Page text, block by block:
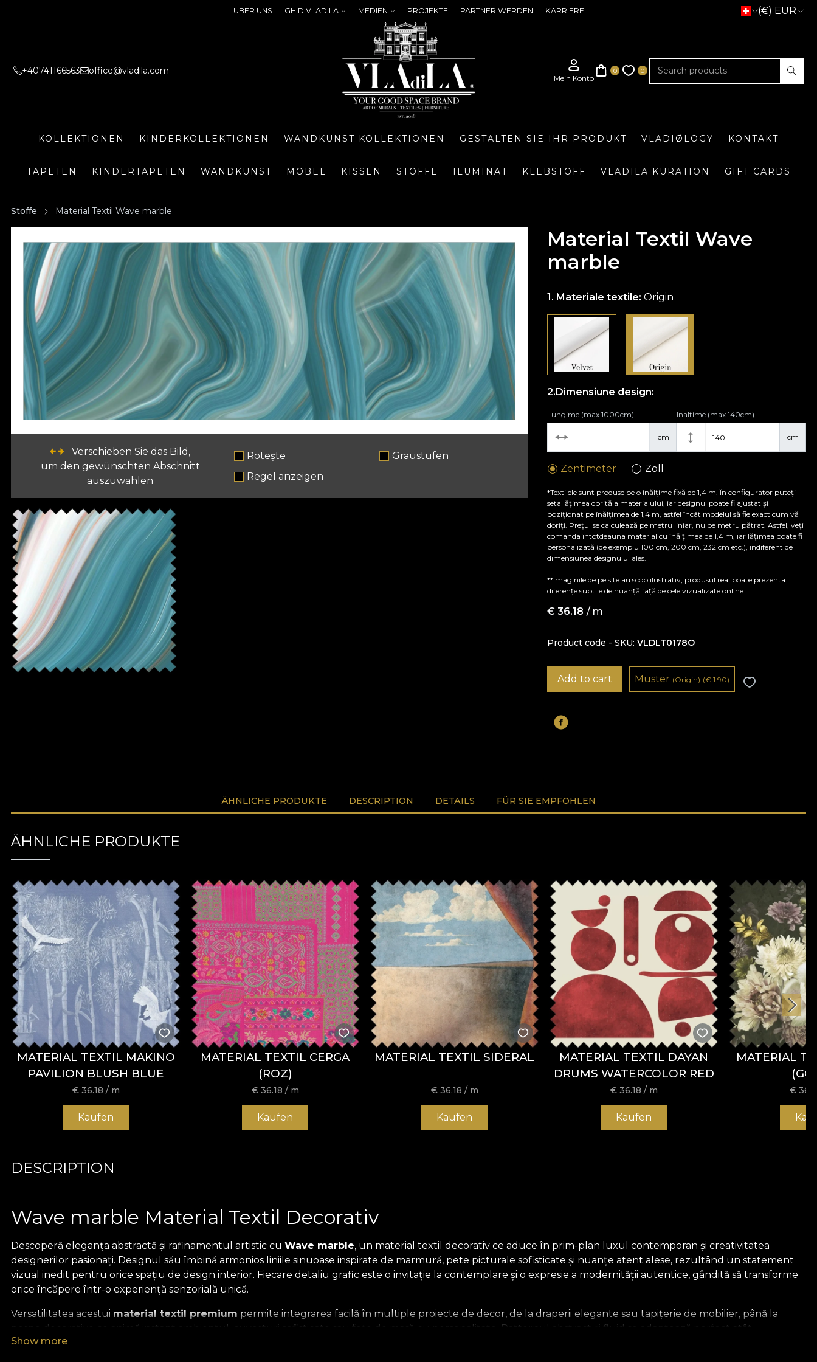
ÜBER UNS GHID VLADILA MEDIEN PROJEKTE PARTNER WERDEN KARRIERE (€) EUR
+40741166563 office@vladila.com
KOLLEKTIONEN KINDERKOLLEKTIONEN WANDKUNST KOLLEKTIONEN GESTALTEN SIE IHR PRODUKT VLADIØLOGY KONTAKT
TAPETEN KINDERTAPETEN WANDKUNST MÖBEL KISSEN STOFFE ILUMINAT KLEBSTOFF VLADILA KURATION GIFT CARDS
Stoffe Material Textil Wave marble
Verschieben Sie das Bild,
um den gewünschten Abschnitt
auszuwählen
Rotește
Graustufen
Regel anzeigen
Material Textil Wave
marble
Materiale textile:Origin
Dimensiune design:
cm
Lungime (max 1000cm)
cm
Inaltime (max 140cm)
Zentimeter Zoll
*Textilele sunt produse pe o înălțime fixă de 1,4 m. În configurator puteți
seta lățimea dorită a materialului, iar designul poate fi ajustat și
poziționat pe înălțimea de 1,4 m, astfel încât modelul să fie exact cum vă
doriți. Prețul se calculează pe metru liniar, nu pe metru pătrat. Astfel, veți
comanda întotdeauna material cu înălțimea de 1,4 m, iar lățimea poate fi
personalizată (de exemplu 100 cm, 200 cm, 232 cm etc.), indiferent de
dimensiunea designului ales.
**Imaginile de pe site au scop ilustrativ, produsul real poate prezenta
diferențe subtile de nuanță față de cele vizualizate online.
€36.18 / m
Product code - SKU VLDLT0178O
Add to cart Muster (Origin) (€1.90)
ÄHNLICHE PRODUKTE DESCRIPTION DETAILS FÜR SIE EMPFOHLEN
ÄHNLICHE PRODUKTE
MATERIAL TEXTIL MAKINO
PAVILION BLUSH BLUE
€ 36.18 / m
Kaufen
MATERIAL TEXTIL CERGA
(ROZ)
€ 36.18 / m
Kaufen
MATERIAL TEXTIL SIDERAL
€ 36.18 / m
Kaufen
MATERIAL TEXTIL DAYAN
DRUMS WATERCOLOR RED
€ 36.18 / m
Kaufen
MATERIAL
€
DESCRIPTION
Wave marble Material Textil Decorativ
Descoperă eleganța abstractă și rafinamentul artistic cu Wave marble, un material textil decorativ ce aduce în prim-plan luxul contemporan și creativitatea
designerilor pasionați. Designul său îmbină armonios liniile sinuoase inspirate de marmură, pete picturale sofisticate și nuanțe atent alese, rezultând un statement
vizual inedit pentru orice spațiu de design interior. Fiecare detaliu grafic este o invitație la contemplare și o expresie a modernității autentice, gândită să transforme
orice încăpere într-o experiență senzorială unică.
Versatilitatea acestui material textil premium permite integrarea facilă în multiple proiecte de decor, de la draperii elegante sau tapițerie de mobilier, până la
perne decorative ce animă instant ambientul, cuverturi sofisticate sau fețe de masă cu personalitate. Patternul abstract și fluid se adaptează perfect atât
interioarelor minimaliste, cât și celor eclectice sau avangardiste, aducând un plus de profunzime și originalitate.
Show more